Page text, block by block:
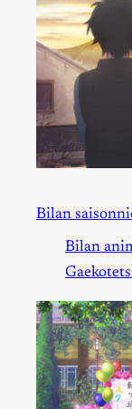
Bilan
Bilan